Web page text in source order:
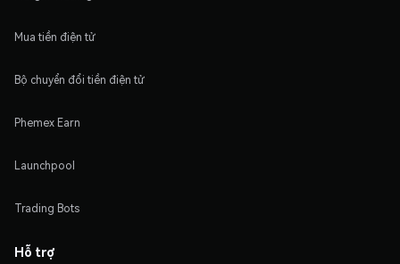
Mua tiền điện tử
Bộ chuyển đổi tiền điện tử
Phemex Earn
Launchpool
Trading Bots
Hỗ trợ